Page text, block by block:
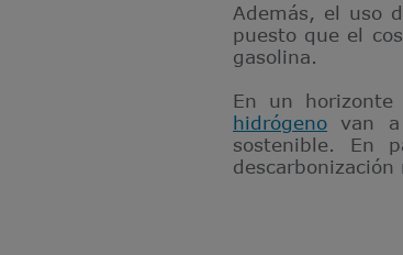
Además, el uso
puesto que el
gasolina.
En un
hidrógeno van a
sostenible. En